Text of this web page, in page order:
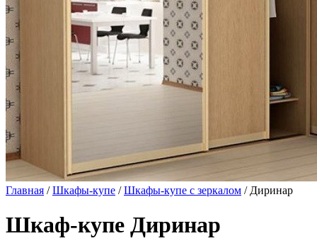
Главная /Шкафы-купе /Шкафы-купе с зеркалом / Диринар
Шкаф-купе Диринар